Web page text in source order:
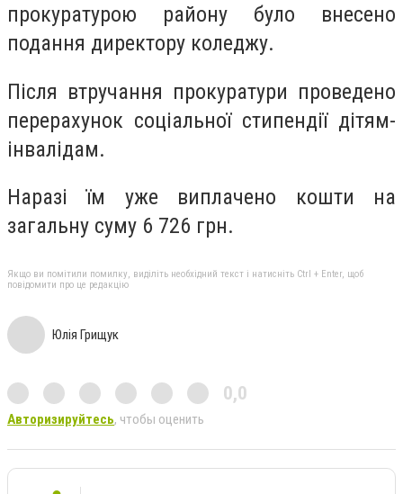
прокуратурою району було внесено
подання директору коледжу.
Після втручання прокуратури проведено
перерахунок соціальної стипендії дітям-
інвалідам.
Наразі їм уже виплачено кошти на
загальну суму 6 726 грн.
Якщо ви помітили помилку, виділіть необхідний текст і натисніть Ctrl + Enter, щоб
повідомити про це редакцію
Юлія Грищук
0,0
Авторизируйтесь, чтобы оценить